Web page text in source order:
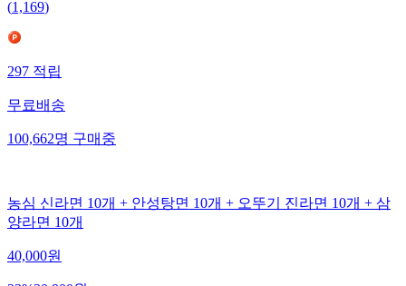
(1,169)
297적립
무료배송
100,662명구매중
농심 신라면 10개 + 안성탕면 10개 + 오뚜기 진라면 10개 + 삼
양라면 10개
40,000원